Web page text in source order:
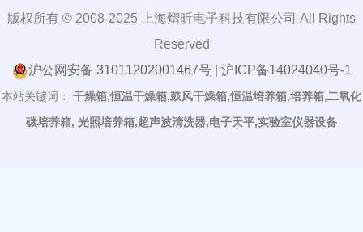
版权所有 © 2008-2025 上海熠昕电子科技有限公司 All Rights
Reserved
沪公网安备 31011202001467号| 沪ICP备14024040号-1
本站关键词：
干燥箱,恒温干燥箱,鼓风干燥箱,恒温培养箱,培养箱,二氧化
碳培养箱, 光照培养箱,超声波清洗器,电子天平,实验室仪器设备